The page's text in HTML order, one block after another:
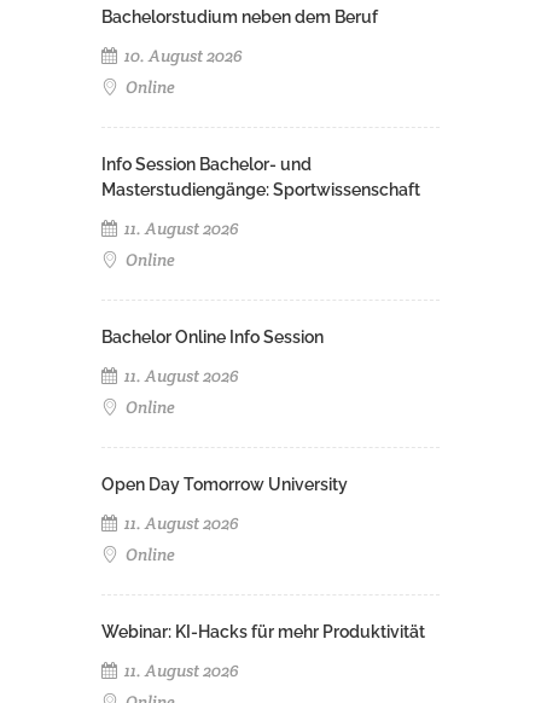
Bachelorstudium neben dem Beruf
10. August 2026
Online
Info Session Bachelor- und
Masterstudiengänge: Sportwissenschaft
11. August 2026
Online
Bachelor Online Info Session
11. August 2026
Online
Open Day Tomorrow University
11. August 2026
Online
Webinar: KI-Hacks für mehr Produktivität
11. August 2026